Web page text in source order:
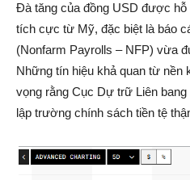
Đà tăng của đồng USD được
tích cực từ Mỹ, đặc biệt là báo
(Nonfarm Payrolls – NFP) vừa
Những tín hiệu khả quan từ nền
vọng rằng Cục Dự trữ Liên
lập trường chính sách tiền tệ